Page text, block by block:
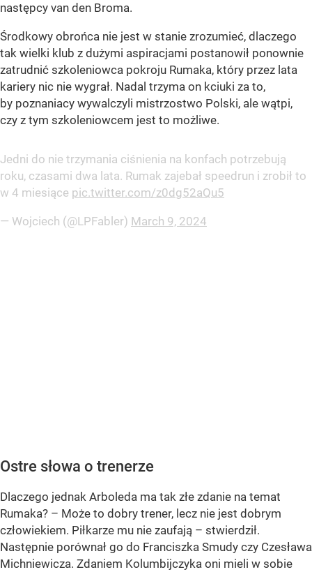
następcy van den Broma.
Środkowy obrońca nie jest w stanie zrozumieć, dlaczego
tak wielki klub z dużymi aspiracjami postanowił ponownie
zatrudnić szkoleniowca pokroju Rumaka, który przez lata
kariery nic nie wygrał. Nadal trzyma on kciuki za to,
by poznaniacy wywalczyli mistrzostwo Polski, ale wątpi,
czy z tym szkoleniowcem jest to możliwe.
Jedni do nie trzymania ciśnienia na konfach potrzebują
roku, czasami dwa lata. Rumak zajebał speedrun i zrobił to
w 4 miesiące pic.twitter.com/z0dg52aQu5
— Wojciech (@LPFabler) March 9, 2024
Ostre słowa o trenerze
Dlaczego jednak Arboleda ma tak złe zdanie na temat
Rumaka? – Może to dobry trener, lecz nie jest dobrym
człowiekiem. Piłkarze mu nie zaufają – stwierdził.
Następnie porównał go do Franciszka Smudy czy Czesława
Michniewicza. Zdaniem Kolumbijczyka oni mieli w sobie